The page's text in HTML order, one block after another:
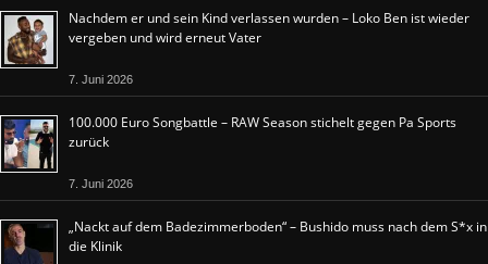
Nachdem er und sein Kind verlassen wurden – Loko Ben ist wieder
vergeben und wird erneut Vater
7. Juni 2026
100.000 Euro Songbattle – RAW Season stichelt gegen Pa Sports
zurück
7. Juni 2026
„Nackt auf dem Badezimmerboden“ – Bushido muss nach dem S*x in
die Klinik